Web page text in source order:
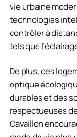
vie urbaine
technologies
contrôler à
tels que
De plus, ces
optique
durables et des
respectueuses
Cavaillon